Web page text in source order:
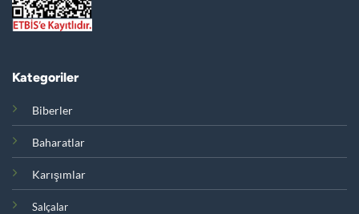
Kategoriler
Biberler
Baharatlar
Karışımlar
Salçalar